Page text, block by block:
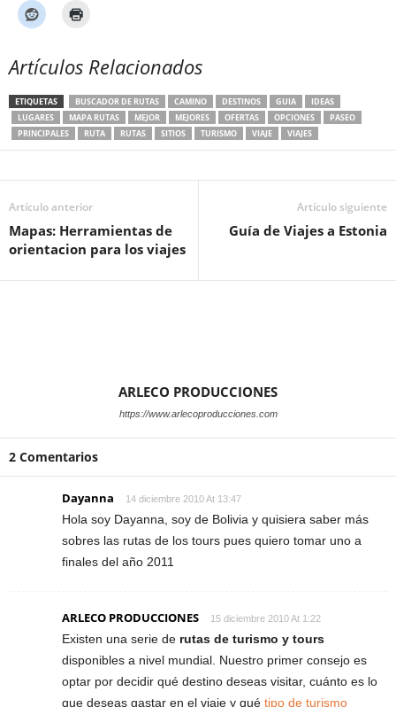
Artículos Relacionados
ETIQUETAS BUSCADOR DE RUTAS CAMINO DESTINOS GUIA
IDEAS
LUGARES
MAPA RUTAS MEJOR MEJORES OFERTAS OPCIONES
PASEO
PRINCIPALES
RUTA RUTAS SITIOS TURISMO VIAJE VIAJES
Artículo anterior
Mapas: Herramientas de
orientacion para los viajes
Artículo siguiente
Guía de Viajes a Estonia
ARLECO PRODUCCIONES
https://www.arlecoproducciones.com
2 Comentarios
Dayanna 14 diciembre 2010 At 13:47
Hola soy Dayanna, soy de Bolivia y quisiera saber más
sobres las rutas de los tours pues quiero tomar uno a
finales del año 2011
ARLECO PRODUCCIONES 15 diciembre 2010 At 1:22
Existen una serie de rutas de turismo y tours
disponibles a nivel mundial. Nuestro primer consejo es
optar por decidir qué destino deseas visitar, cuánto es lo
que deseas gastar en el viaje y qué tipo de turismo